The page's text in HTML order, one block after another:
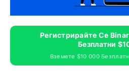
Регистрирайте Се
Безплатни
Вземете $10 000